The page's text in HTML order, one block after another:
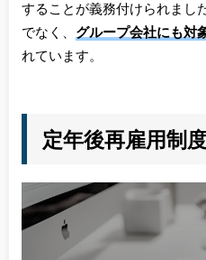
することが義務付けられまし
でなく、 グループ会社にも対
れています。
定年後再雇用制